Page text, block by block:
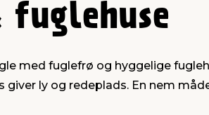
fuglehuse
med fuglefrø og hyggelige
ly og redeplads. En nem